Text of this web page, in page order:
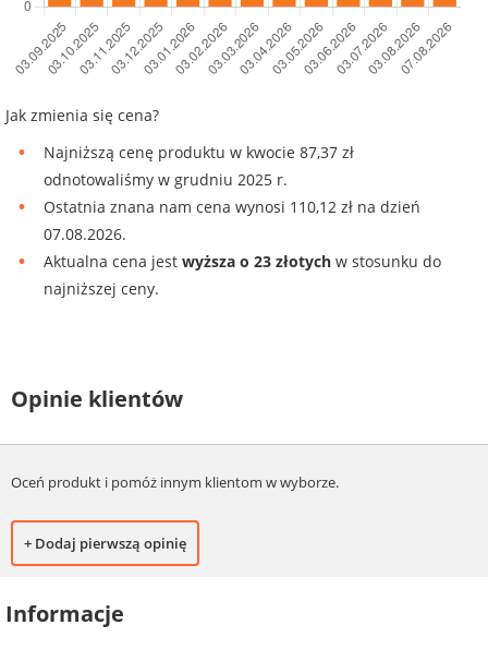
Jak zmienia się cena?
Najniższą cenę produktu w kwocie 87,37 zł
odnotowaliśmy w grudniu 2025 r.
Ostatnia znana nam cena wynosi 110,12 zł na dzień
07.08.2026.
Aktualna cena jest wyższa o 23 złotych w stosunku do
najniższej ceny.
Opinie klientów
Oceń produkt i pomóż innym klientom w wyborze.
+ Dodaj pierwszą opinię
Informacje